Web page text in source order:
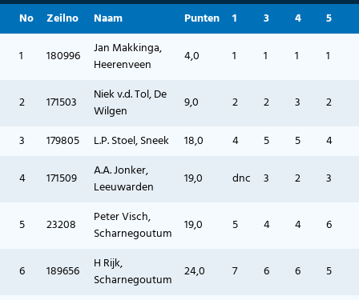
No Zeilno Naam Punten 1 3 4 5
1 180996
Jan Makkinga,
Heerenveen
4,0 1 1 1 1
2 171503
Niek v.d. Tol, De
Wilgen
9,0 2 2 3 2
3 179805 L.P. Stoel, Sneek 18,0 4 5 5 4
4 171509
A.A. Jonker,
Leeuwarden
19,0 dnc 3 2 3
5 23208
Peter Visch,
Scharnegoutum
19,0 5 4 4 6
6 189656
H Rijk,
Scharnegoutum
24,0 7 6 6 5